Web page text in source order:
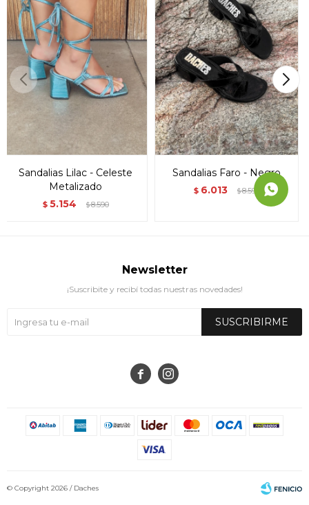
Sandalias Lilac - Celeste
Metalizado
$ 5.154 $8.590
Sandalias Faro - Negro
$ 6.013 $8.590
 
Newsletter
¡Suscribite y recibí todas nuestras novedades!
SUSCRIBIRME
© Copyright 2026 / Daches